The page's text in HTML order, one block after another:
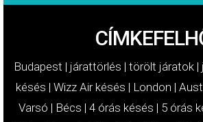
Budapest | járattörlés | törölt járatok |
késés | Wizz Air késés | London |
Varsó | Bécs | 4 órás késés | 5 órás